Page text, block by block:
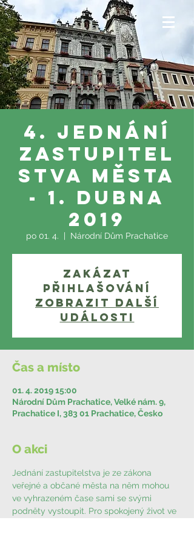
4. jednání
zastupitel
stva města
- 1. dubna
2019
po 01. 4. Národní Dům Prachatice
Zakázat
přihlašování
Zobrazit další
události
Čas a místo
01. 4. 2019 15:00
Národní Dům Prachatice, Velké nám. 9,
Prachatice I, 383 01 Prachatice, Česko
O akci
Jednání zastupitelstva je ze zákona
veřejné a občané města na něm mohou
ve vyhrazeném čase sami se svými
podněty vystoupit. Pro spokojený život ve